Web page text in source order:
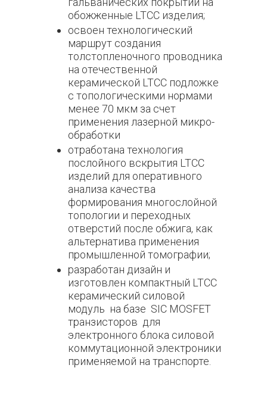
обожженные LTCC изделия;
освоен технологический
маршрут создания
толстопленочного проводника
на отечественной
керамической LTCC подложке
с топологическими нормами
менее 70 мкм за счет
применения лазерной микро-
обработки
отработана технология
послойного вскрытия LTCC
изделий для оперативного
анализа качества
формирования многослойной
топологии и переходных
отверстий после обжига, как
альтернатива применения
промышленной томографии;
разработан дизайн и
изготовлен компактный LTCC
керамический силовой
модуль на базе SIC MOSFET
транзисторов для
электронного блока силовой
коммутационной электроники
применяемой на транспорте.